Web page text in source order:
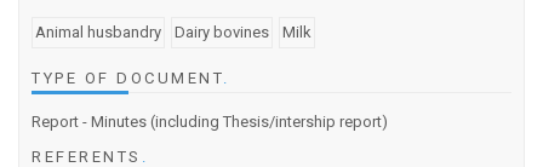
Animal husbandry Dairy bovines Milk
TYPE OF DOCUMENT.
Report - Minutes (including Thesis/intership report)
REFERENTS .